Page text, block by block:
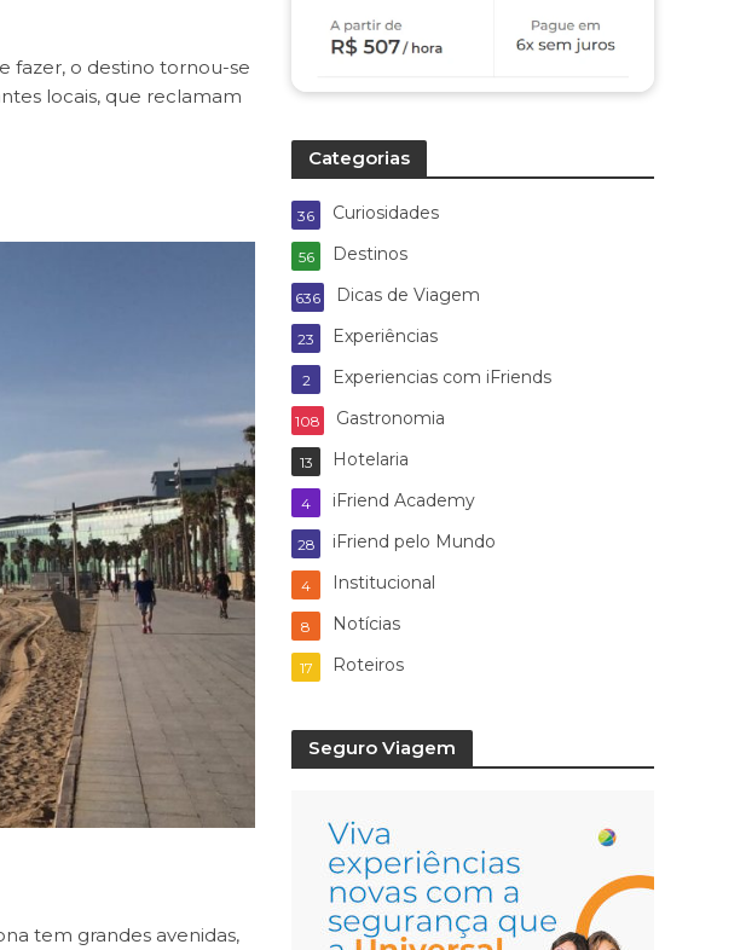
fazer, o destino tornou-se
locais, que reclamam
tem grandes avenidas,
Categorias
Curiosidades
36
Destinos
56
Dicas de Viagem
636
Experiências
23
Experiencias com iFriends
2
Gastronomia
108
Hotelaria
13
iFriend Academy
4
iFriend pelo Mundo
28
Institucional
4
Notícias
8
Roteiros
17
Seguro Viagem